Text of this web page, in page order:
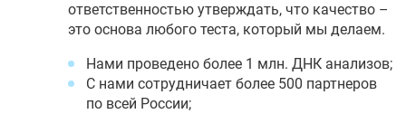
ответственностью утверждать, что качество –
это основа любого теста, который мы делаем.
Нами проведено более 1 млн. ДНК анализов;
С нами сотрудничает более 500 партнеров
по всей России;